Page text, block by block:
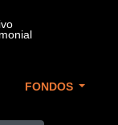
FONDOS